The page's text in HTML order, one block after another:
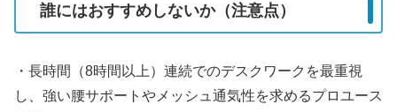
誰にはおすすめしないか（注意点）
・長時間（8時間以上）連続でのデスクワークを最重視
し、強い腰サポートやメッシュ通気性を求めるプロユース